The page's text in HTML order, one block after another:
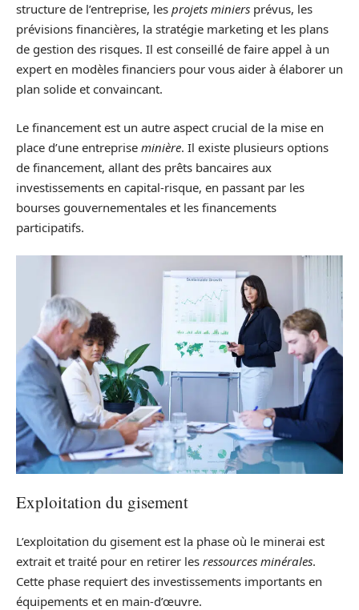
structure de l’entreprise, les projets miniers prévus, les
prévisions financières, la stratégie marketing et les plans
de gestion des risques. Il est conseillé de faire appel à un
expert en modèles financiers pour vous aider à élaborer un
plan solide et convaincant.
Le financement est un autre aspect crucial de la mise en
place d’une entreprise minière. Il existe plusieurs options
de financement, allant des prêts bancaires aux
investissements en capital-risque, en passant par les
bourses gouvernementales et les financements
participatifs.
Exploitation du gisement
L’exploitation du gisement est la phase où le minerai est
extrait et traité pour en retirer les ressources minérales.
Cette phase requiert des investissements importants en
équipements et en main-d’œuvre.